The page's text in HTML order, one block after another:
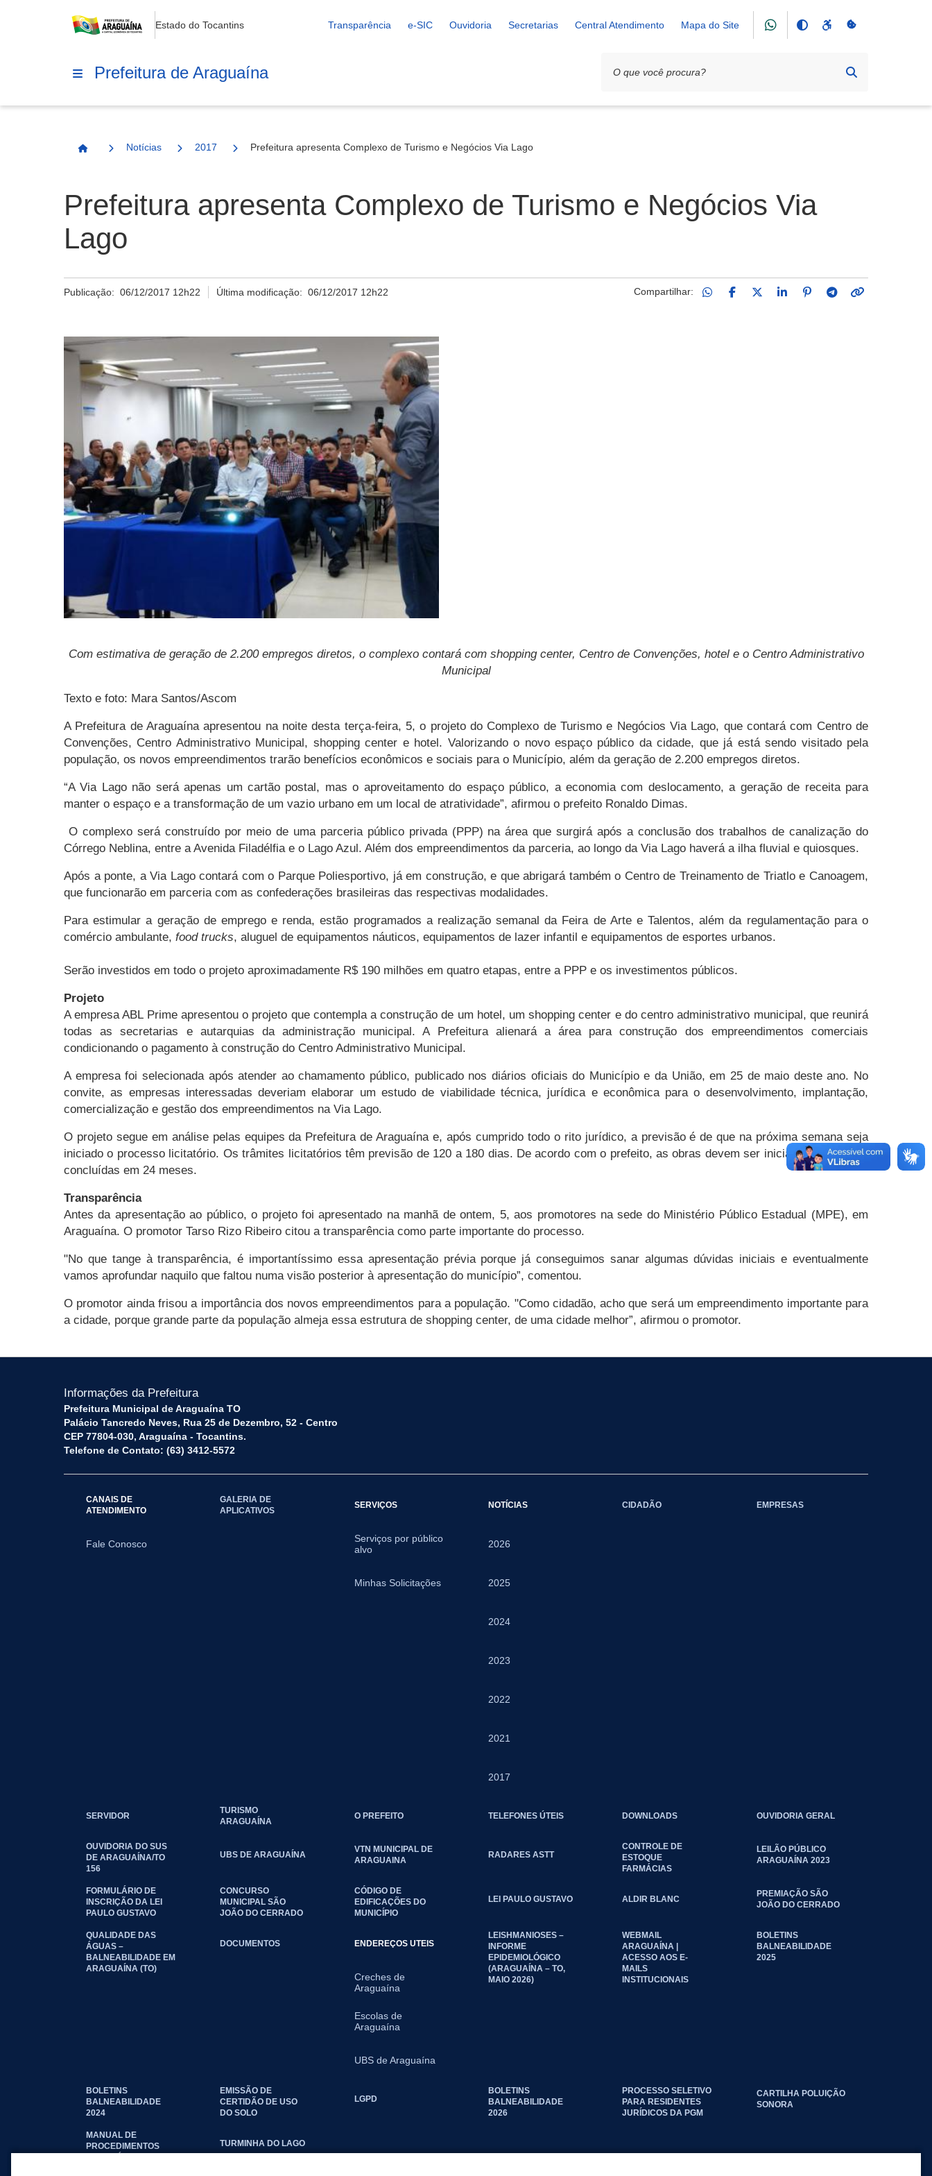
Estado do Tocantins Transparência e-SIC Ouvidoria Secretarias Central Atendimento Mapa do Site
Prefeitura de Araguaína
Página Inicial
Notícias 2017 Prefeitura apresenta Complexo de Turismo e Negócios Via Lago
Prefeitura apresenta Complexo de Turismo e Negócios Via
Lago
Publicação: 06/12/2017 12h22 Última modificação:06/12/2017 12h22 Compartilhar:
Com estimativa de geração de 2.200 empregos diretos, o complexo contará com shopping center, Centro de Convenções, hotel e o Centro Administrativo
Municipal
Texto e foto: Mara Santos/Ascom
A Prefeitura de Araguaína apresentou na noite desta terça-feira, 5, o projeto do Complexo de Turismo e Negócios Via Lago, que contará com Centro de
Convenções, Centro Administrativo Municipal, shopping center e hotel. Valorizando o novo espaço público da cidade, que já está sendo visitado pela
população, os novos empreendimentos trarão benefícios econômicos e sociais para o Município, além da geração de 2.200 empregos diretos.
“A Via Lago não será apenas um cartão postal, mas o aproveitamento do espaço público, a economia com deslocamento, a geração de receita para
manter o espaço e a transformação de um vazio urbano em um local de atratividade”, afirmou o prefeito Ronaldo Dimas.
O complexo será construído por meio de uma parceria público privada (PPP) na área que surgirá após a conclusão dos trabalhos de canalização do
Córrego Neblina, entre a Avenida Filadélfia e o Lago Azul. Além dos empreendimentos da parceria, ao longo da Via Lago haverá a ilha fluvial e quiosques.
Após a ponte, a Via Lago contará com o Parque Poliesportivo, já em construção, e que abrigará também o Centro de Treinamento de Triatlo e Canoagem,
que funcionarão em parceria com as confederações brasileiras das respectivas modalidades.
Para estimular a geração de emprego e renda, estão programados a realização semanal da Feira de Arte e Talentos, além da regulamentação para o
comércio ambulante, food trucks, aluguel de equipamentos náuticos, equipamentos de lazer infantil e equipamentos de esportes urbanos.
Serão investidos em todo o projeto aproximadamente R$ 190 milhões em quatro etapas, entre a PPP e os investimentos públicos.
Projeto
A empresa ABL Prime apresentou o projeto que contempla a construção de um hotel, um shopping center e do centro administrativo municipal, que reunirá
todas as secretarias e autarquias da administração municipal. A Prefeitura alienará a área para construção dos empreendimentos comerciais
condicionando o pagamento à construção do Centro Administrativo Municipal.
A empresa foi selecionada após atender ao chamamento público, publicado nos diários oficiais do Município e da União, em 25 de maio deste ano. No
convite, as empresas interessadas deveriam elaborar um estudo de viabilidade técnica, jurídica e econômica para o desenvolvimento, implantação,
comercialização e gestão dos empreendimentos na Via Lago.
O projeto segue em análise pelas equipes da Prefeitura de Araguaína e, após cumprido todo o rito jurídico, a previsão é de que na próxima semana seja
iniciado o processo licitatório. Os trâmites licitatórios têm previsão de 120 a 180 dias. De acordo com o prefeito, as obras devem ser iniciadas em 2019 e
concluídas em 24 meses.
Transparência
Antes da apresentação ao público, o projeto foi apresentado na manhã de ontem, 5, aos promotores na sede do Ministério Público Estadual (MPE), em
Araguaína. O promotor Tarso Rizo Ribeiro citou a transparência como parte importante do processo.
"No que tange à transparência, é importantíssimo essa apresentação prévia porque já conseguimos sanar algumas dúvidas iniciais e eventualmente
vamos aprofundar naquilo que faltou numa visão posterior à apresentação do município”, comentou.
O promotor ainda frisou a importância dos novos empreendimentos para a população. "Como cidadão, acho que será um empreendimento importante para
a cidade, porque grande parte da população almeja essa estrutura de shopping center, de uma cidade melhor”, afirmou o promotor.
Informações da Prefeitura
Prefeitura Municipal de Araguaína TO
Palácio Tancredo Neves, Rua 25 de Dezembro, 52 - Centro
CEP 77804-030, Araguaína - Tocantins.
Telefone de Contato: (63) 3412-5572
CANAIS DE
ATENDIMENTO
Fale Conosco
GALERIA DE
APLICATIVOS
SERVIÇOS
Serviços por público
alvo
Minhas Solicitações
NOTÍCIAS
2026
2025
2024
2023
2022
2021
2017
CIDADÃO EMPRESAS
SERVIDOR
TURISMO
ARAGUAÍNA
O PREFEITO TELEFONES ÚTEIS DOWNLOADS OUVIDORIA GERAL
OUVIDORIA DO SUS
DE ARAGUAÍNA/TO
156
UBS DE ARAGUAÍNA
VTN MUNICIPAL DE
ARAGUAINA
RADARES ASTT
CONTROLE DE
ESTOQUE
FARMÁCIAS
LEILÃO PÚBLICO
ARAGUAÍNA 2023
FORMULÁRIO DE
INSCRIÇÃO DA LEI
PAULO GUSTAVO
CONCURSO
MUNICIPAL SÃO
JOÃO DO CERRADO
CÓDIGO DE
EDIFICAÇÕES DO
MUNICÍPIO
LEI PAULO GUSTAVO ALDIR BLANC
PREMIAÇÃO SÃO
JOÃO DO CERRADO
QUALIDADE DAS
ÁGUAS –
BALNEABILIDADE EM
ARAGUAÍNA (TO)
DOCUMENTOS ENDEREÇOS UTEIS
Creches de
Araguaína
Escolas de
Araguaína
UBS de Araguaína
LEISHMANIOSES –
INFORME
EPIDEMIOLÓGICO
(ARAGUAÍNA – TO,
MAIO 2026)
WEBMAIL
ARAGUAÍNA |
ACESSO AOS E-
MAILS
INSTITUCIONAIS
BOLETINS
BALNEABILIDADE
2025
BOLETINS
BALNEABILIDADE
2024
EMISSÃO DE
CERTIDÃO DE USO
DO SOLO
LGPD
BOLETINS
BALNEABILIDADE
2026
PROCESSO SELETIVO
PARA RESIDENTES
JURÍDICOS DA PGM
CARTILHA POLUIÇÃO
SONORA
MANUAL DE
PROCEDIMENTOS
TURMINHA DO LAGO